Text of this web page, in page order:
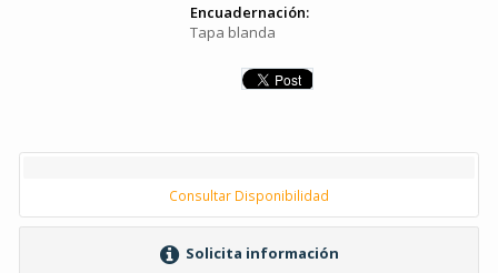
Encuadernación:
Tapa blanda
Consultar Disponibilidad
Solicita información